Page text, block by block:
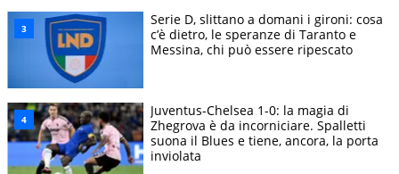
Serie D, slittano a domani i gironi: cosa
c’è dietro, le speranze di Taranto e
Messina, chi può essere ripescato
Juventus-Chelsea 1-0: la magia di
Zhegrova è da incorniciare. Spalletti
suona il Blues e tiene, ancora, la porta
inviolata